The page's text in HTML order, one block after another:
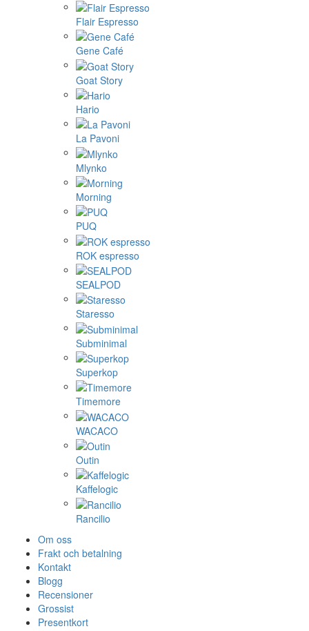
Flair Espresso
Gene Café
Goat Story
Hario
La Pavoni
Mlynko
Morning
PUQ
ROK espresso
SEALPOD
Staresso
Subminimal
Superkop
Timemore
WACACO
Outin
Kaffelogic
Rancilio
Om oss
Frakt och betalning
Kontakt
Blogg
Recensioner
Grossist
Presentkort